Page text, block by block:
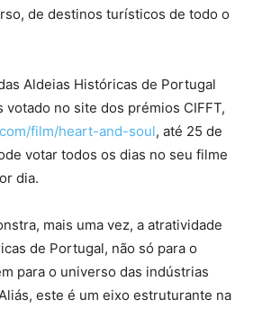
de destinos turísticos de todo o
Aldeias Históricas de Portugal
votado no site dos prémios CIFFT,
film/heart-and-soul, até 25 de
votar todos os dias no seu filme
dia.
mais uma vez, a atratividade
de Portugal, não só para o
para o universo das indústrias
este é um eixo estruturante na